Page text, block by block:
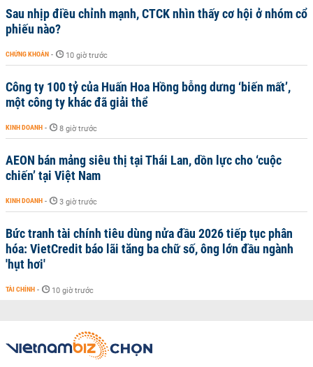
Sau nhịp điều chỉnh mạnh, CTCK nhìn thấy cơ hội ở nhóm cổ
phiếu nào?
CHỨNG KHOÁN - 10 giờ trước
Công ty 100 tỷ của Huấn Hoa Hồng bỗng dưng ‘biến mất’,
một công ty khác đã giải thể
KINH DOANH - 8 giờ trước
AEON bán mảng siêu thị tại Thái Lan, dồn lực cho ‘cuộc
chiến’ tại Việt Nam
KINH DOANH - 3 giờ trước
Bức tranh tài chính tiêu dùng nửa đầu 2026 tiếp tục phân
hóa: VietCredit báo lãi tăng ba chữ số, ông lớn đầu ngành
'hụt hơi'
TÀI CHÍNH - 10 giờ trước